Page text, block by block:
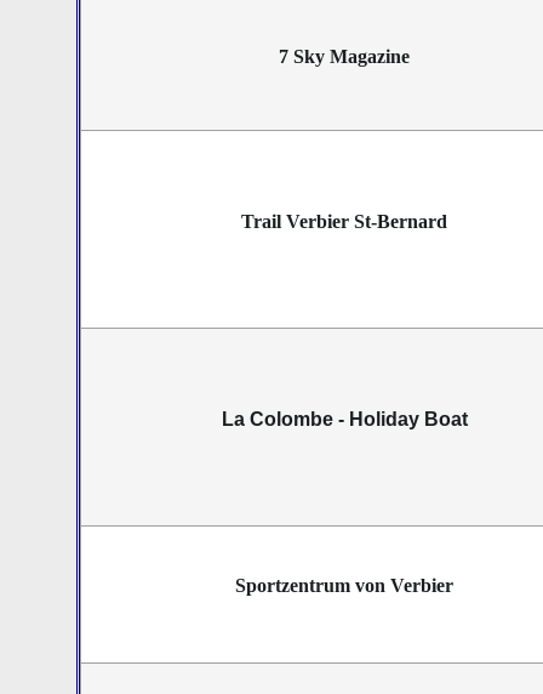
7 Sky Magazine
Trail Verbier St-Bernard
La Colombe - Holiday Boat
Sportzentrum von Verbier